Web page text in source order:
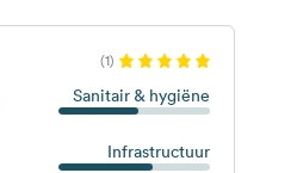
(1)
Sanitair & hygiëne
Infrastructuur